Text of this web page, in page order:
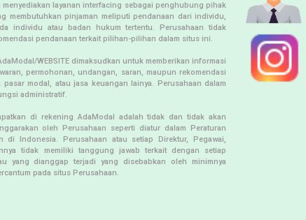
layanan interfacing sebagai penghubung pihak
membutuhkan pinjaman meliputi pendanaan dari individu,
individu atau badan hukum tertentu. Perusahaan tidak
pendanaan terkait pilihan-pilihan dalam situs ini.
WEBSITE dimaksudkan untuk memberikan informasi
permohonan, undangan, saran, maupun rekomendasi
modal, atau jasa keuangan lainya. Perusahaan dalam
administratif.
di rekening AdaModal adalah tidak dan tidak akan
oleh Perusahaan seperti diatur dalam Peraturan
di Indonesia. Perusahaan atau setiap Direktur, Pegawai,
tidak memiliki tanggung jawab terkait dengan setiap
yang dianggap terjadi yang disebabkan oleh minimnya
pada situs Perusahaan.